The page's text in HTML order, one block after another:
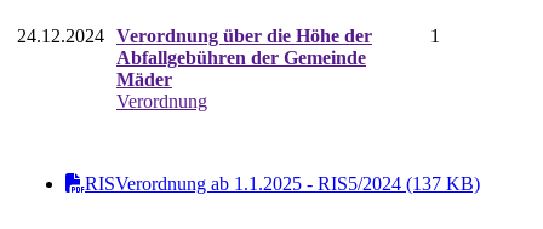
24.12.2024 Verordnung über die Höhe der
Abfallgebühren der Gemeinde
Mäder
Verordnung
1
RISVerordnung ab 1.1.2025 - RIS5/2024 (137 KB)